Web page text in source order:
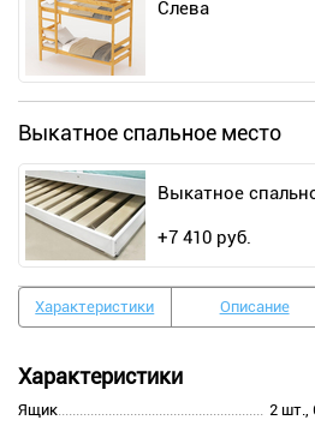
Слева
Выкатное спальное место
Выкатное
+7 410 руб.
Характеристики Описание
Характеристики
Ящик
2 шт.,